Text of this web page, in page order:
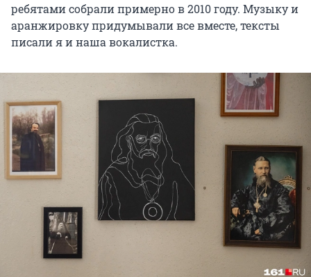
ребятами собрали примерно в 2010 году. Музыку и
аранжировку придумывали все вместе, тексты
писали я и наша вокалистка.